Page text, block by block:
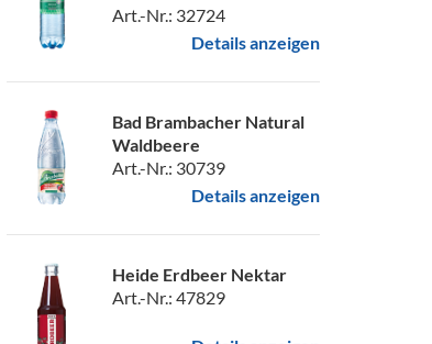
Art.-Nr.: 32724
Details anzeigen
Bad Brambacher Natural
Waldbeere
Art.-Nr.: 30739
Details anzeigen
Heide Erdbeer Nektar
Art.-Nr.: 47829